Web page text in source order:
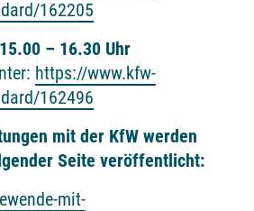
162205
– 16.30 Uhr
https://www.kfw-
162496
mit der KfW werden
Seite veröffentlicht:
mit-